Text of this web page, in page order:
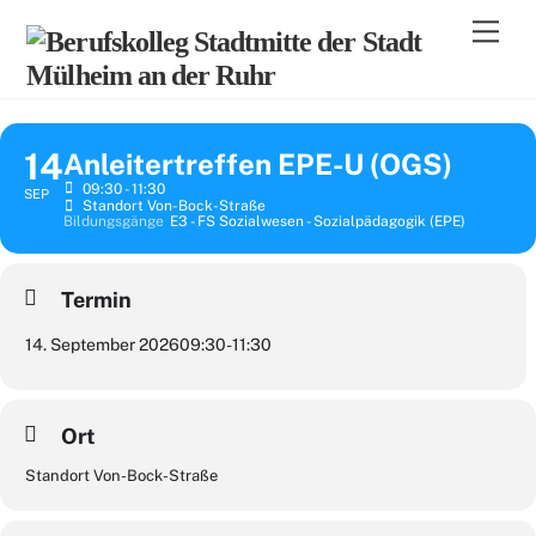
content
14
SEP
Anleitertreffen EPE-U (OGS)
09:30 - 11:30
Standort Von-Bock-Straße
Bildungsgänge E3 - FS Sozialwesen - Sozialpädagogik (EPE)
Termin
14. September 202609:30-11:30
Ort
Standort Von-Bock-Straße